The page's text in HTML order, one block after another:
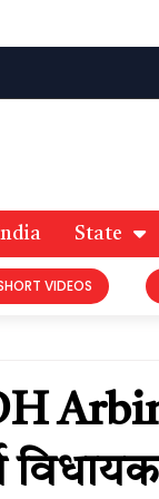
State
VIDEOS